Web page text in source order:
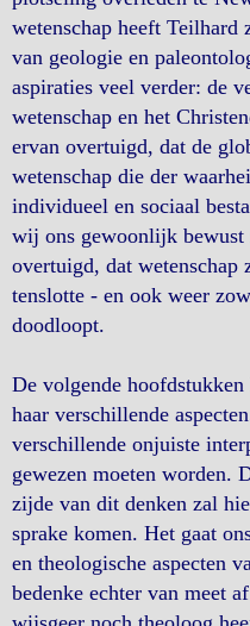
wetenschap heeft Teilhard
van geologie en
aspiraties veel verder: de
wetenschap en het
ervan overtuigd, dat de
wetenschap die der
individueel en sociaal
wij ons gewoonlijk
overtuigd, dat
tenslotte - en ook weer
doodloopt.
De volgende
haar verschillende
verschillende onjuiste
gewezen moeten worden.
zijde van dit denken zal
sprake komen. Het gaat
en theologische aspecten
bedenke echter van meet